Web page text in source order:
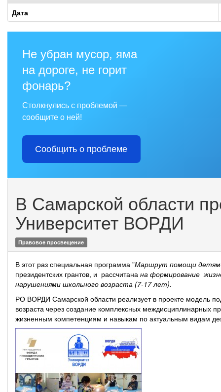
Дата
Не убран мусор, яма
на дороге, не горит
фонарь?
Столкнулись с проблемой —
сообщите о ней!
Сообщить о проблеме
В Самарской области
Университет ВОРДИ
Правовое просвещение
В этот раз специальная программа "Маршрут помощи детям-
президентских грантов, и рассчитана на формирование
нарушениями школьного возраста (7-17 лет).
РО ВОРДИ Самарской области реализует в проекте модель
возраста через создание комплексных междисциплинарных
жизненным компетенциям и навыкам по актуальным видам